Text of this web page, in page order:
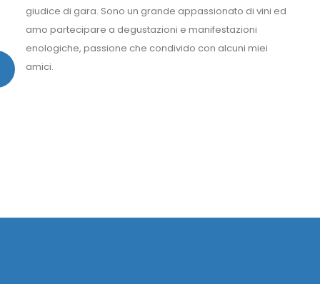
giudice di gara. Sono un grande appassionato di vini ed
amo partecipare a degustazioni e manifestazioni
enologiche, passione che condivido con alcuni miei
amici.